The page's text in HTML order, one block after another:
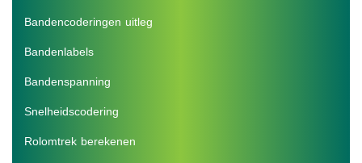
Bandencoderingen uitleg
Bandenlabels
Bandenspanning
Snelheidscodering
Rolomtrek berekenen